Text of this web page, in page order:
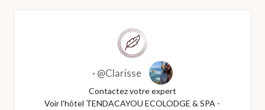
· @Clarisse
Contactez votre expert
Voir l'hôtel TENDACAYOU ECOLODGE & SPA -